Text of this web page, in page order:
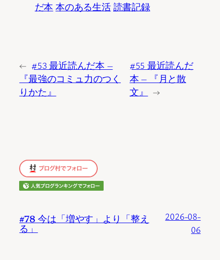
だ本 本のある生活 読書記録
← #53 最近読んだ本 ―
『最強のコミュ力のつく
りかた』
#55 最近読んだ
本 ― 『月と散
文』
→
#78 今は「増やす」より「整え
る」
2026-08-
06